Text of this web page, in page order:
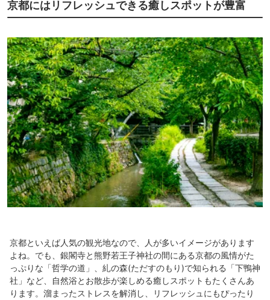
京都にはリフレッシュできる癒しスポットが豊富
京都といえば人気の観光地なので、人が多いイメージがあります
よね。でも、銀閣寺と熊野若王子神社の間にある京都の風情がた
っぷりな「哲学の道」、糺の森(ただすのもり)で知られる「下鴨神
社」など、自然浴とお散歩が楽しめる癒しスポットもたくさんあ
ります。溜まったストレスを解消し、リフレッシュにもぴったり